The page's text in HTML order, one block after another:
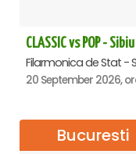
CLASSIC vs POP - Sibiu
Bucuresti